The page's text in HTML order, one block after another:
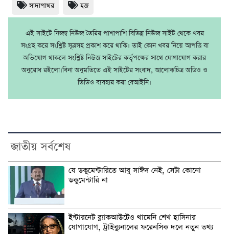
সাদাপাথর হজ
এই সাইটে নিজম্ব নিউজ তৈরির পাশাপাশি বিভিন্ন নিউজ সাইট থেকে খবর
সংগ্রহ করে সংশ্লিষ্ট সূত্রসহ প্রকাশ করে থাকি। তাই কোন খবর নিয়ে আপত্তি বা
অভিযোগ থাকলে সংশ্লিষ্ট নিউজ সাইটের কর্তৃপক্ষের সাথে যোগাযোগ করার
অনুরোধ রইলো।বিনা অনুমতিতে এই সাইটের সংবাদ, আলোকচিত্র অডিও ও
ভিডিও ব্যবহার করা বেআইনি।
জাতীয় সর্বশেষ
যে ডকুমেন্টারিতে আবু সাঈদ নেই, সেটা কোনো
ডকুমেন্টারি না
ইন্টারনেট ব্ল্যাকআউটেও থামেনি শেখ হাসিনার
যোগাযোগ, ট্রাইব্যুনালের ফরেনসিক দলে নতুন তথ্য